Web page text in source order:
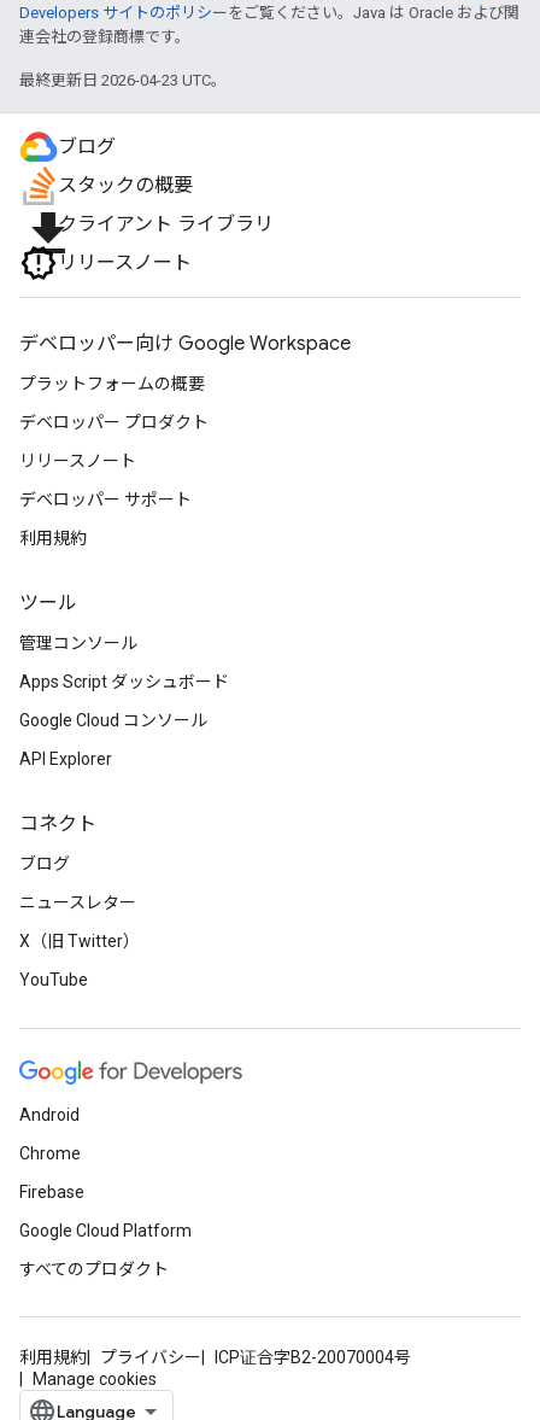
Developers サイトのポリシー をご覧ください。Java は Oracle および関
連会社の登録商標です。
最終更新日 2026-04-23 UTC。
ブログ
スタックの概要
file_downloadクライアント ライブラリ
リリースノート
デベロッパー向け Google Workspace
プラットフォームの概要
デベロッパー プロダクト
リリースノート
デベロッパー サポート
利用規約
ツール
管理コンソール
Apps Script ダッシュボード
Google Cloud コンソール
API Explorer
コネクト
ブログ
ニュースレター
X（旧 Twitter）
YouTube
Android
Chrome
Firebase
Google Cloud Platform
すべてのプロダクト
利用規約 プライバシー
ICP证合字B2-20070004号
Manage cookies